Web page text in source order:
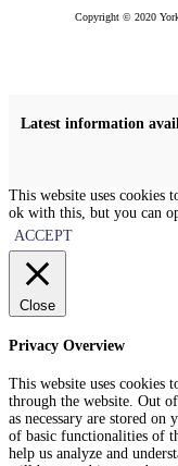
Copyright © 2020
Latest information
This website uses cookies
ok with this, but you can
ACCEPT
Close
Privacy Overview
This website uses cookies
through the website. Out
as necessary are stored
of basic functionalities of
help us analyze and